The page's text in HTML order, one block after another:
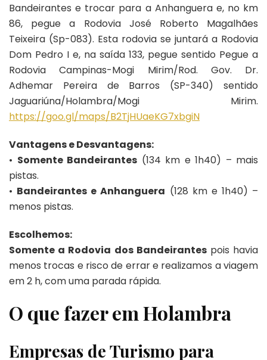
Bandeirantes e trocar para a Anhanguera e, no km
86, pegue a Rodovia José Roberto Magalhães
Teixeira (Sp-083). Esta rodovia se juntará a Rodovia
Dom Pedro I e, na saída 133, pegue sentido Pegue a
Rodovia Campinas-Mogi Mirim/Rod. Gov. Dr.
Adhemar Pereira de Barros (SP-340) sentido
Jaguariúna/Holambra/Mogi Mirim.
https://goo.gl/maps/B2TjHUaeKG7xbgiN
Vantagens e Desvantagens:
• Somente Bandeirantes (134 km e 1h40) – mais
pistas.
• Bandeirantes e Anhanguera (128 km e 1h40) –
menos pistas.
Escolhemos:
Somente a Rodovia dos Bandeirantespois havia
menos trocas e risco de errar e realizamos a viagem
em 2 h, com uma parada rápida.
O que fazer em Holambra
Empresas de Turismo para